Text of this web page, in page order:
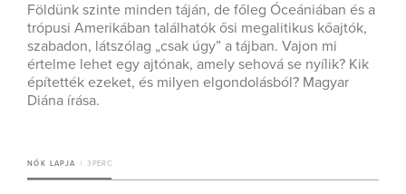
Földünk szinte minden táján, de főleg Óceániában és a
trópusi Amerikában találhatók ősi megalitikus kőajtók,
szabadon, látszólag „csak úgy” a tájban. Vajon mi
értelme lehet egy ajtónak, amely sehová se nyílik? Kik
építették ezeket, és milyen elgondolásból? Magyar
Diána írása.
NŐK LAPJA 3 PERC